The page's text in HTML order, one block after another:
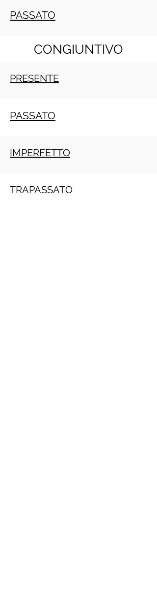
PASSATO
CONGIUNTIVO
PRESENTE
PASSATO
IMPERFETTO
TRAPASSATO